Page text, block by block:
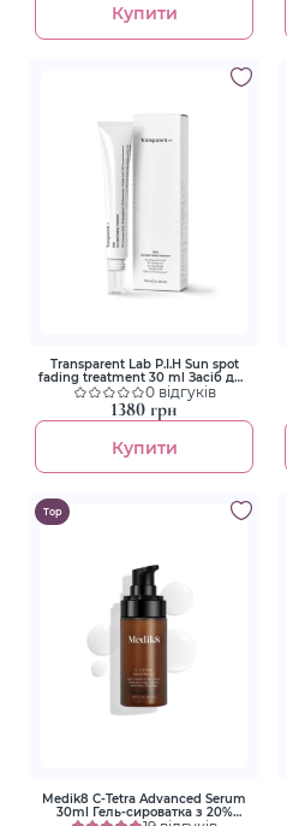
Купити
Transparent Lab P.I.H Sun spot
fading treatment 30 ml Засіб для
боротьби з гіперпігментацією
0 відгуків
1380 грн
Купити
Top
Medik8 C-Tetra Advanced Serum
30ml Гель-сироватка з 20%